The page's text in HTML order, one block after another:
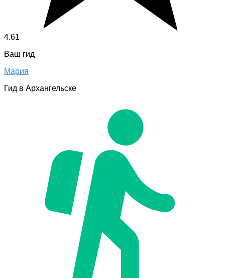
4.61
Ваш гид
Мария
Гид в Архангельске